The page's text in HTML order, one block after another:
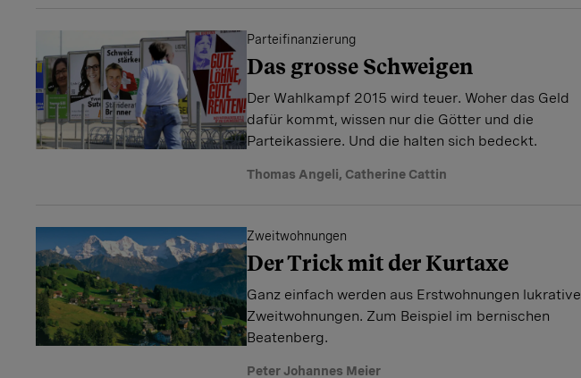
Parteifinanzierung
Das grosse Schweigen
Der Wahlkampf 2015 wird teuer. Woher das Geld
dafür kommt, wissen nur die Götter und die
Parteikassiere. Und die halten sich bedeckt.
Thomas Angeli, Catherine Cattin
Zweitwohnungen
Der Trick mit der Kurtaxe
Ganz einfach werden aus Erstwohnungen lukrative
Zweitwohnungen. Zum Beispiel im bernischen
Beatenberg.
Peter Johannes Meier